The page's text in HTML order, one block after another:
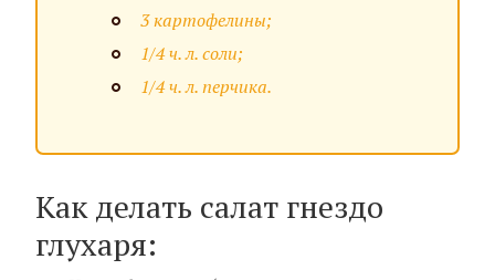
3 картофелины;
1/4 ч. л. соли;
1/4 ч. л. перчика.
Как делать салат гнездо
глухаря: